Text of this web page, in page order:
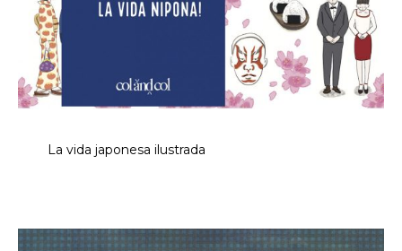
La vida japonesa ilustrada